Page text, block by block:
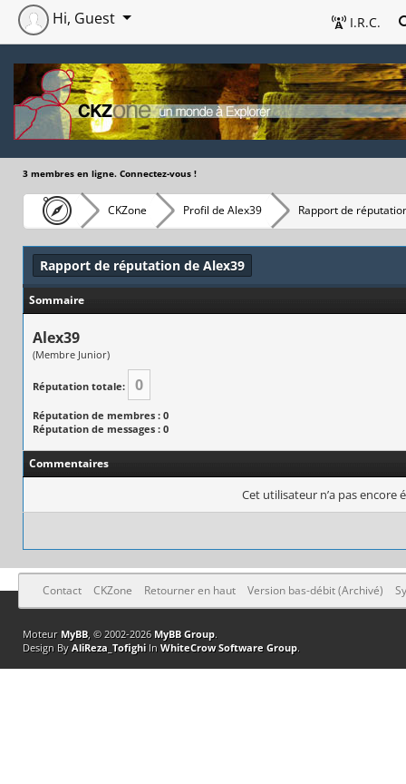
I.R.C.
Hi, Guest
3 membres en ligne. Connectez-vous !
CKZone Profil de Alex39 Rapport de
Rapport de réputation de Alex39
Sommaire
Alex39
(Membre Junior)
Réputation totale: 0
Réputation de membres : 0
Réputation de messages : 0
Commentaires
Cet utilisateur n’a pas encore
Contact CKZone Retourner en haut Version bas-débit (Archivé)
Moteur MyBB, © 2002-2026 MyBB Group.
Design By AliReza_TofighiIn WhiteCrow Software Group.